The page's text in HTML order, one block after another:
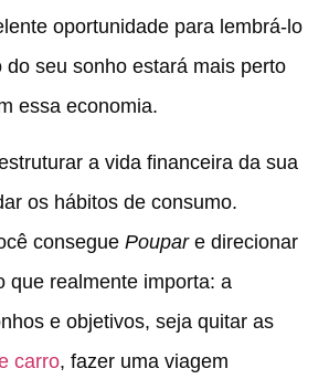
oportunidade para lembrá-lo
do seu sonho estará mais perto
essa economia.
a vida financeira da sua
os hábitos de consumo.
consegue Poupare direcionar
que realmente importa: a
e objetivos, seja quitar as
carro, fazer uma viagem